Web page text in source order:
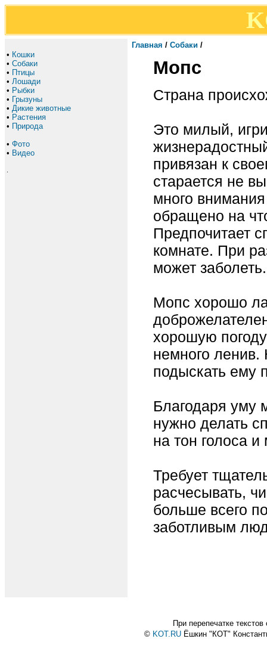
• Кошки
• Собаки
• Птицы
• Лошади
• Рыбки
• Грызуны
• Дикие животные
• Растения
• Природа
• Фото
• Видео
Главная / Собаки /
Мопс
Страна
Это милый,
привязан к
старается не
много
обращено на
Предпочитает
комнате. При
может заболеть.
Мопс хорошо
хорошую
немного ленив.
подыскать ему
Благодаря уму
нужно делать
на тон голоса
Требует
расчесывать,
больше всего
заботливым
При перепечатке
© KOT.RU Ёшкин "КОТ"